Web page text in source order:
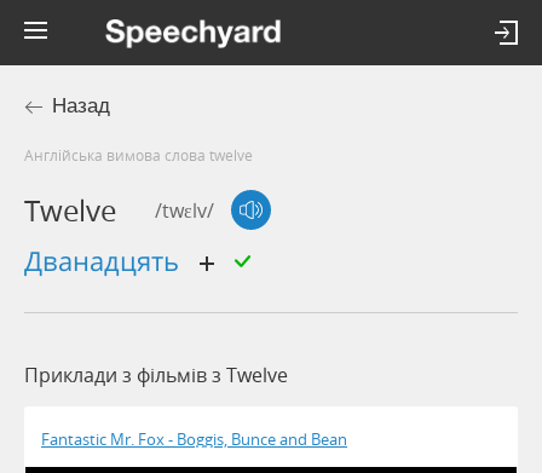
Назад
Англійська вимова слова twelve
Twelve /twɛlv/
дванадцять
Приклади з фільмів з Twelve
Fantastic Mr. Fox - Boggis, Bunce and Bean